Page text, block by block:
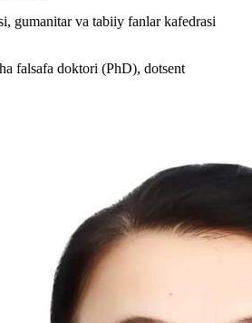
gumanitar va tabiiy fanlar kafedrasi
falsafa doktori (PhD), dotsent